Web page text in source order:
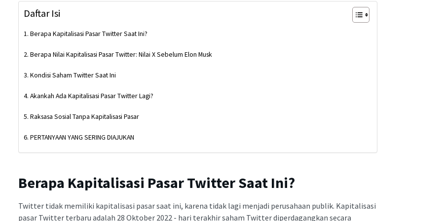
Daftar Isi
Berapa Kapitalisasi Pasar Twitter Saat Ini?
Berapa Nilai Kapitalisasi Pasar Twitter: Nilai X Sebelum Elon Musk
Kondisi Saham Twitter Saat Ini
Akankah Ada Kapitalisasi Pasar Twitter Lagi?
Raksasa Sosial Tanpa Kapitalisasi Pasar
PERTANYAAN YANG SERING DIAJUKAN
Berapa Kapitalisasi Pasar Twitter Saat Ini?
Twitter tidak memiliki kapitalisasi pasar saat ini, karena tidak lagi menjadi perusahaan publik. Kapitalisasi
pasar Twitter terbaru adalah 28 Oktober 2022 - hari terakhir saham Twitter diperdagangkan secara